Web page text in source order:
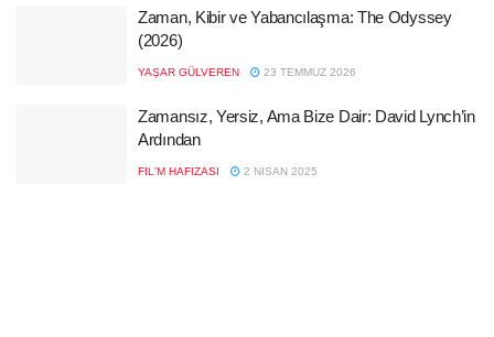
Zaman, Kibir ve Yabancılaşma: The Odyssey
(2026)
YAŞAR GÜLVEREN 23 TEMMUZ 2026
Zamansız, Yersiz, Ama Bize Dair: David Lynch’in
Ardından
FIL'M HAFIZASI 2 NISAN 2025